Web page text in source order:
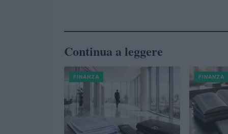
Continua a leggere
FINANZA FINANZA